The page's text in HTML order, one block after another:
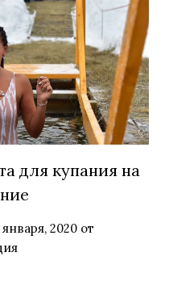
для купания на
января, 2020от